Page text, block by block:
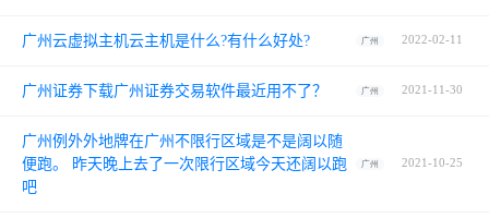
广州云虚拟主机云主机是什么?有什么好处? 广州 2022-02-11
广州证券下载广州证券交易软件最近用不了？ 广州 2021-11-30
广州例外外地牌在广州不限行区域是不是阔以随
便跑。 昨天晚上去了一次限行区域今天还阔以跑
吧
广州 2021-10-25